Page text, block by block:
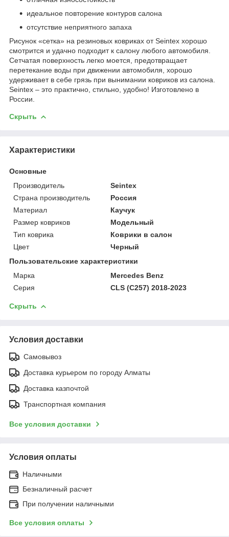
идеальное повторение контуров салона
отсутствие неприятного запаха
Рисунок «сетка» на резиновых ковриках от Seintex хорошо
смотрится и удачно подходит к салону любого автомобиля.
Сетчатая поверхность легко моется, предотвращает
перетекание воды при движении автомобиля, хорошо
удерживает в себе грязь при вынимании ковриков из салона.
Seintex – это практично, стильно, удобно! Изготовлено в
России.
Скрыть
Характеристики
Основные
Производитель
Seintex
Страна производитель
Россия
Материал
Каучук
Размер ковриков
Модельный
Тип коврика
Коврики в салон
Цвет
Черный
Пользовательские характеристики
Марка
Mercedes Benz
Серия
CLS (C257) 2018-2023
Скрыть
Условия доставки
Самовывоз
Доставка курьером по городу Алматы
Доставка казпочтой
Транспортная компания
Все условия доставки
Условия оплаты
Наличными
Безналичный расчет
При получении наличными
Все условия оплаты